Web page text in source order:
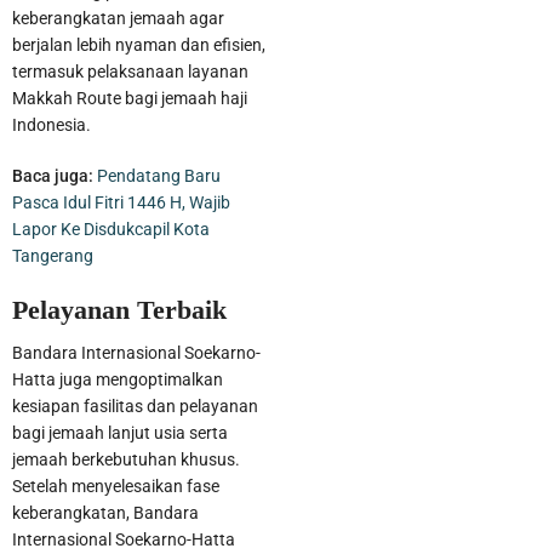
keberangkatan jemaah agar
berjalan lebih nyaman dan efisien,
termasuk pelaksanaan layanan
Makkah Route bagi jemaah haji
Indonesia.
Baca juga: Pendatang Baru
Pasca Idul Fitri 1446 H, Wajib
Lapor Ke Disdukcapil Kota
Tangerang
Pelayanan Terbaik
Bandara Internasional Soekarno-
Hatta juga mengoptimalkan
kesiapan fasilitas dan pelayanan
bagi jemaah lanjut usia serta
jemaah berkebutuhan khusus.
Setelah menyelesaikan fase
keberangkatan, Bandara
Internasional Soekarno-Hatta